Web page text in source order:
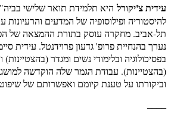
עידית צ'יקורל היא תלמידת תואר שלישי
להיסטוריה ופילוסופיה של המדעים
תל-אביב. מחקרה עוסק בתורת ההמצאה של
נערך בהנחיית פרופ' גדעון פרוידנטל. עידית
בפסיכולוגיה ובלימודי נשים ומגדר
(בהצטיינות). עבודת הגמר שלה הוקדשה
וביקורתו על טענת קיומם ואפשרותם של